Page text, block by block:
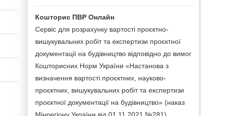
Кошторис ПВР Онлайн
Сервіс для розрахунку вартості проєктно-
вишукувальних робіт та експертизи проєктної
документації на будівництво відповідно до вимог
Кошторисних Норм України «Настанова з
визначення вартості проєктних, науково-
проєктних, вишукувальних робіт та експертизи
проєктної документації на будівництво» (наказ
Мінрегіону України від 01.11.2021 №281).